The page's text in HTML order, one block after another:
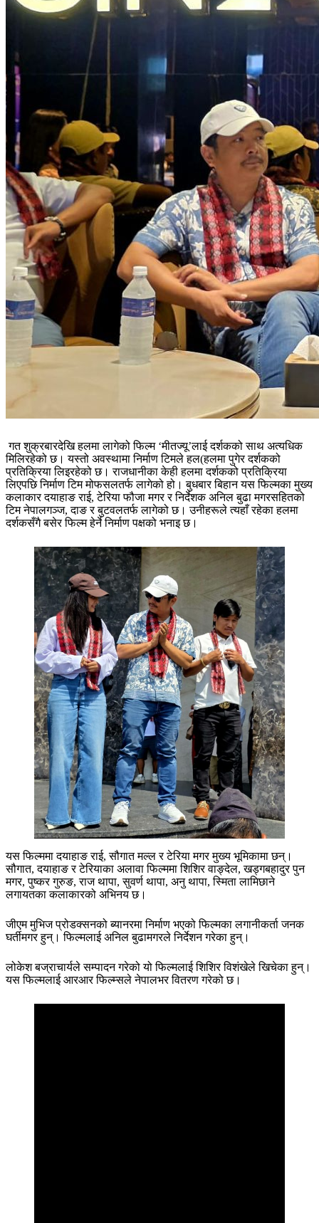
गत शुक्रबारदेखि हलमा लागेको फिल्म ‘मीतज्यू’लाई दर्शकको साथ अत्यधिक
मिलिरहेको छ। यस्तो अवस्थामा निर्माण टिमले हल(हलमा पुगेर दर्शकको
प्रतिक्रिया लिइरहेको छ। राजधानीका केही हलमा दर्शकको प्रतिक्रिया
लिएपछि निर्माण टिम मोफसलतर्फ लागेको हो। बुधबार बिहान यस फिल्मका मुख्य
कलाकार दयाहाङ राई, टेरिया फौजा मगर र निर्देशक अनिल बुढा मगरसहितको
टिम नेपालगञ्ज, दाङ र बुटवलतर्फ लागेको छ। उनीहरूले त्यहाँ रहेका हलमा
दर्शकसँगै बसेर फिल्म हेर्ने निर्माण पक्षको भनाइ छ।
यस फिल्ममा दयाहाङ राई, सौगात मल्ल र टेरिया मगर मुख्य भूमिकामा छन्।
सौगात, दयाहाङ र टेरियाका अलावा फिल्ममा शिशिर वाङ्देल, खड्गबहादुर पुन
मगर, पुष्कर गुरुङ, राज थापा, सुवर्ण थापा, अनु थापा, स्मिता लामिछाने
लगायतका कलाकारको अभिनय छ।
जीएम मुभिज प्रोडक्सनको ब्यानरमा निर्माण भएको फिल्मका लगानीकर्ता जनक
घर्तीमगर हुन्। फिल्मलाई अनिल बुढामगरले निर्देशन गरेका हुन्।
लोकेश बज्राचार्यले सम्पादन गरेको यो फिल्मलाई शिशिर विशंखेले खिचेका हुन्।
यस फिल्मलाई आरआर फिल्म्सले नेपालभर वितरण गरेको छ।